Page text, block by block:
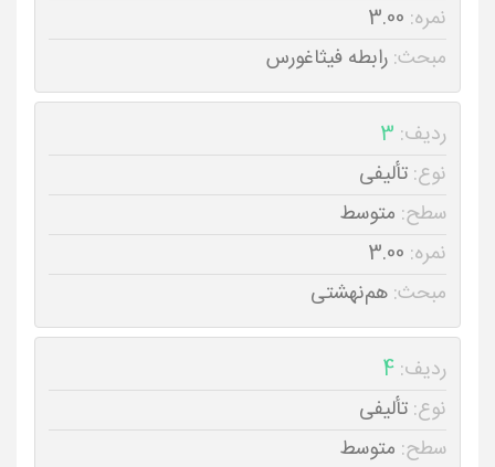
نمره: 3.00
مبحث: رابطه فیثاغورس
ردیف: 3
نوع: تألیفی
سطح: متوسط
نمره: 3.00
مبحث: هم‌نهشتی
ردیف: 4
نوع: تألیفی
سطح: متوسط